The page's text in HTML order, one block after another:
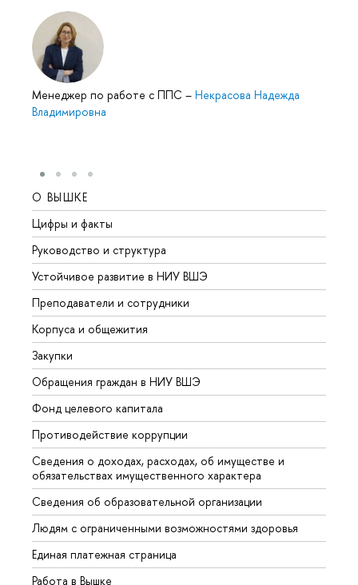
Менеджер по работе с ППС – Некрасова Надежда
Владимировна
О ВЫШКЕ
Цифры и факты
Руководство и структура
Устойчивое развитие в НИУ ВШЭ
Преподаватели и сотрудники
Корпуса и общежития
Закупки
Обращения граждан в НИУ ВШЭ
Фонд целевого капитала
Противодействие коррупции
Сведения о доходах, расходах, об имуществе и
обязательствах имущественного характера
Сведения об образовательной организации
Людям с ограниченными возможностями здоровья
Единая платежная страница
Работа в Вышке